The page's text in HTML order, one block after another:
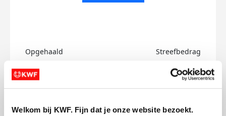
Welkom bij KWF. Fijn dat je onze website bezoekt.
Opgehaald Streefbedrag